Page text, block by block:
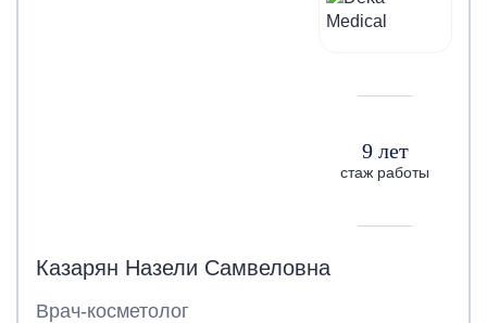
9 лет
стаж работы
Казарян Назели Самвеловна
Врач-косметолог